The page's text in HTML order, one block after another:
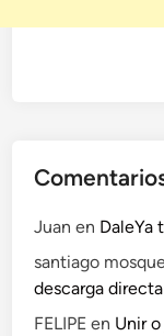
Juan en DaleYa
santiago
descarga
FELIPE en Unir